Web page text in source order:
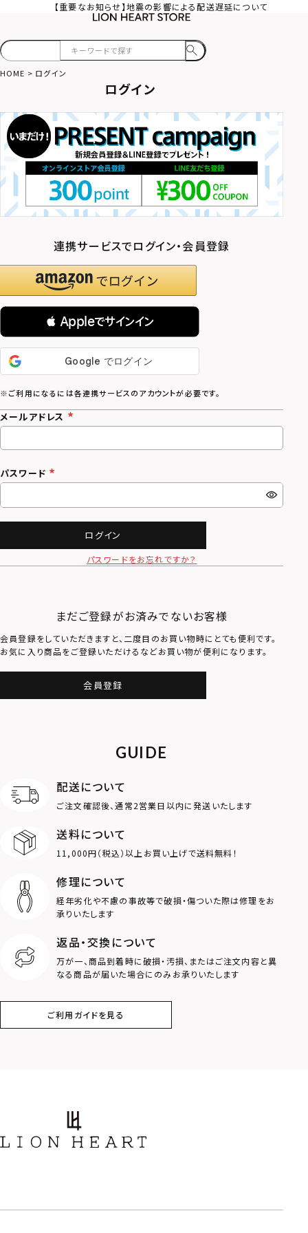
【重要なお知らせ】地震の影響による配送遅延について
HOME ログイン
ログイン
連携サービスでログイン・会員登録
 Appleでサインイン
メールアドレス
パスワード
ログイン
パスワードをお忘れですか？
まだご登録がお済みでないお客様
会員登録をしていただきますと、二度目のお買い物時にとても便利です。
お気に入り商品をご登録いただけるなどお買い物が便利になります。
会員登録
GUIDE
配送について
ご注文確認後、通常2営業日以内に発送いたします
送料について
11,000円（税込）以上お買い上げで送料無料！
修理について
経年劣化や不慮の事故等で破損・傷ついた際は修理をお
承りいたします
返品・交換について
万が一、商品到着時に破損・汚損、またはご注文内容と異
なる商品が届いた場合にのみお承りいたします
ご利用ガイドを見る